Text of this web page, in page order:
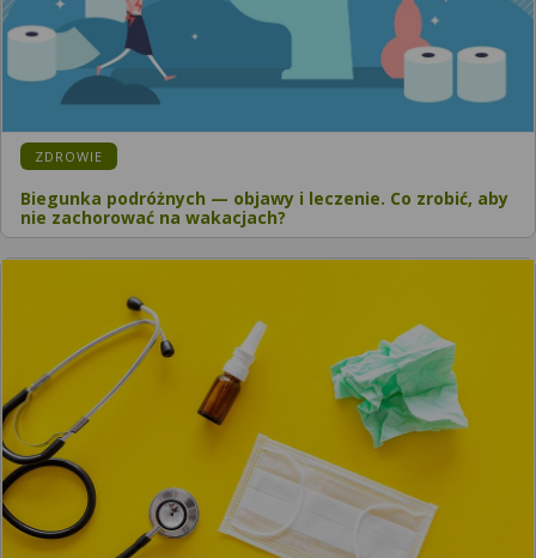
ZDROWIE
Biegunka podróżnych — objawy i leczenie. Co zrobić, aby
nie zachorować na wakacjach?